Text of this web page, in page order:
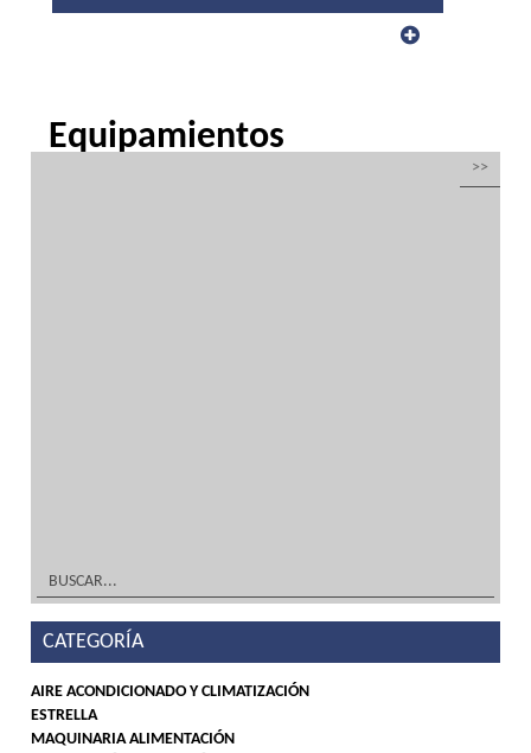
Equipamientos
CATEGORÍA
AIRE ACONDICIONADO Y CLIMATIZACIÓN
ESTRELLA
MAQUINARIA ALIMENTACIÓN